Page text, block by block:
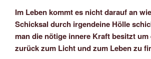
Im Leben kommt es nicht darauf an
Schicksal durch irgendeine Hölle
man die nötige innere Kraft besitzt um
zurück zum Licht und zum Leben zu